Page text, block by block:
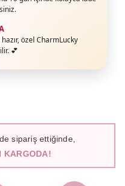
özel CharmLucky
💕
sipariş ettiğinde,
KARGODA!